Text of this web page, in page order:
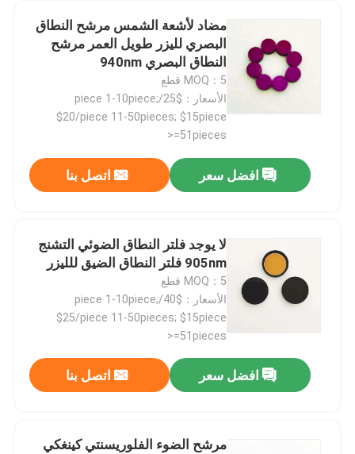
مضاد لأشعة الشمس مرشح النطاق
البصري لليزر طويل العمر مرشح
النطاق البصري 940nm
MOQ：5 قطع
الأسعار：$25/piece 1-10piece;
$20/piece 11-50pieces; $15piece
>=51pieces
افضل سعر اتصل بنا
لا يوجد فلتر النطاق الضوئي التشنج
905nm فلتر النطاق الضيق للليزر
MOQ：5 قطع
الأسعار：$40/piece 1-10piece;
$25/piece 11-50pieces; $15piece
>=51pieces
افضل سعر اتصل بنا
مرشح الضوء الفلوريسنتي كينغكي